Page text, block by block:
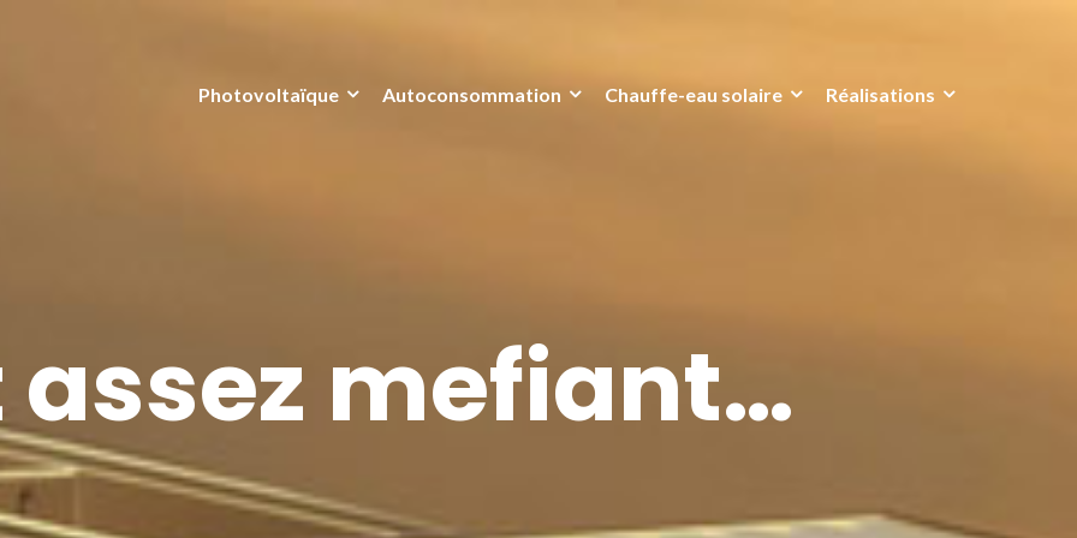
Photovoltaïque Autoconsommation Chauffe-eau solaire Réalisations
assez mefiant…